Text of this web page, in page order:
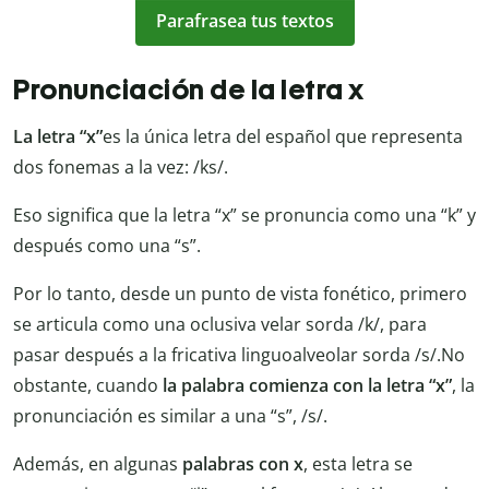
Parafrasea tus textos
Pronunciación de la letra x
La letra “x”es la única letra del español que representa
dos fonemas a la vez: /ks/.
Eso significa que la letra “x” se pronuncia como una “k” y
después como una “s”.
Por lo tanto, desde un punto de vista fonético, primero
se articula como una oclusiva velar sorda /k/, para
pasar después a la fricativa linguoalveolar sorda /s/.No
obstante, cuando la palabra comienza con la letra “x”, la
pronunciación es similar a una “s”, /s/.
Además, en algunas palabras con x, esta letra se